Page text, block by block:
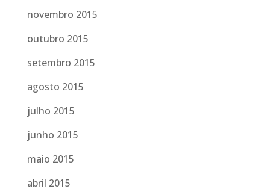
novembro 2015
outubro 2015
setembro 2015
agosto 2015
julho 2015
junho 2015
maio 2015
abril 2015